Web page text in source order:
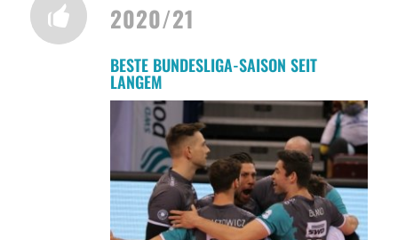
2020/21
BESTE BUNDESLIGA-SAISON SEIT
LANGEM